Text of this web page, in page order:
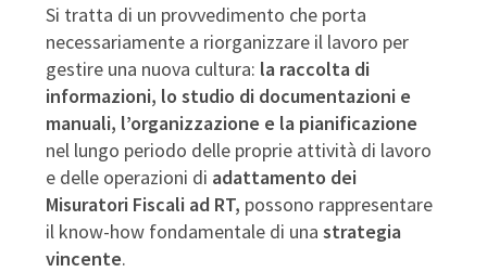
Si tratta di un provvedimento che porta
necessariamente a riorganizzare il lavoro per
gestire una nuova cultura: la raccolta di
informazioni, lo studio di documentazioni e
manuali, l’organizzazione e la pianificazione
nel lungo periodo delle proprie attività di lavoro
e delle operazioni di adattamento dei
Misuratori Fiscali ad RT, possono rappresentare
il know-how fondamentale di una strategia
vincente.